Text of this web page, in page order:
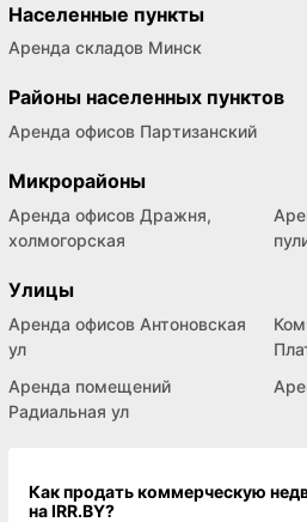
Населенные пункты
Аренда складов Минск
Районы населенных пунктов
Аренда офисов Партизанский
Микрорайоны
Аренда офисов Дражня,
холмогорская
Улицы
Аренда офисов Антоновская
ул
Аренда помещений
Радиальная ул
Как продать коммерческую
на IRR.BY?